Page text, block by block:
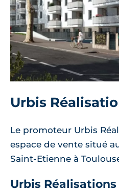
Urbis
Le promoteur Urbis
espace de vente situé
Saint-Etienne à
Urbis Réalisations